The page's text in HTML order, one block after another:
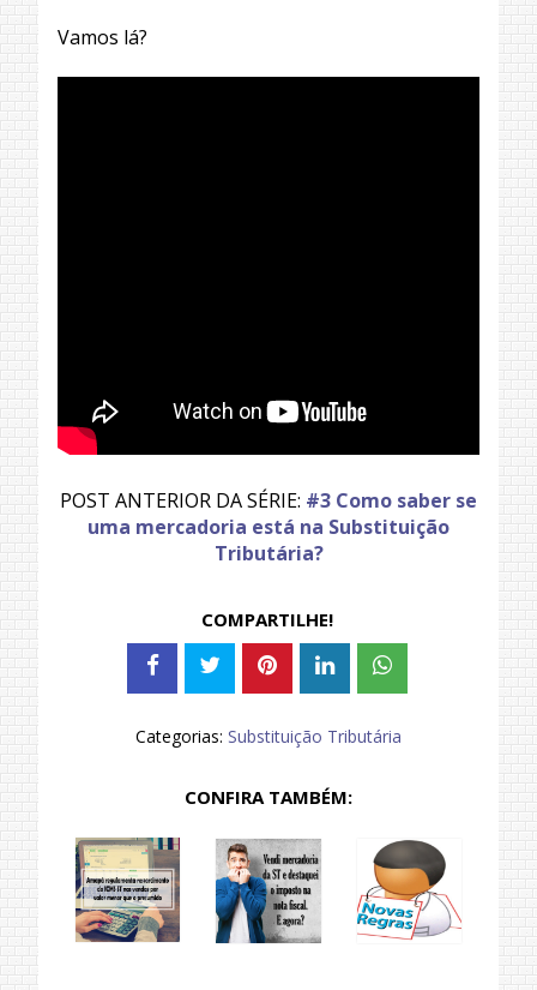
Vamos lá?
POST ANTERIOR DA SÉRIE: #3 Como saber se
uma mercadoria está na Substituição
Tributária?
COMPARTILHE!
Categorias: Substituição Tributária
CONFIRA TAMBÉM: